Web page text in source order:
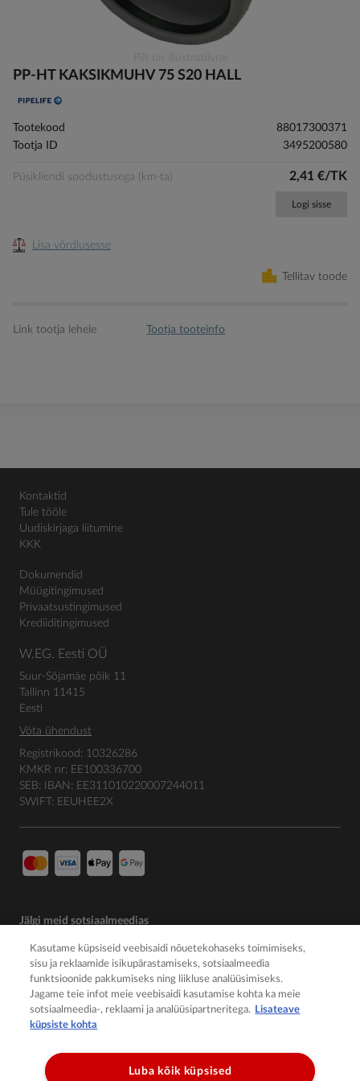
to
beginning
of
images
gallery
PP-HT KAKSIKMUHV 75 S20 HALL
Tootekood
88017300371
Tootja ID
3495200580
Püsikliendi soodustusega (km-ta) 2,41 €/TK
Logi sisse
Lisa võrdlusesse
Tellitav toode
Link tootja lehele Tootja tooteinfo
Kontaktid
Tule tööle
Uudiskirjaga liitumine
KKK
Dokumendid
Müügitingimused
Privaatsustingimused
Krediiditingimused
W.EG. Eesti OÜ
Suur-Sõjamäe põik 11
Tallinn 11415
Eesti
Võta ühendust
Registrikood: 10326286
KMKR nr: EE100336700
SEB: IBAN: EE311010220007244011
SWIFT: EEUHEE2X
Jälgi meid sotsiaalmeedias
Kasutame küpsiseid veebisaidi nõuetekohaseks toimimiseks,
sisu ja reklaamide isikupärastamiseks, sotsiaalmeedia
funktsioonide pakkumiseks ning liikluse analüüsimiseks.
Jagame teie infot meie veebisaidi kasutamise kohta ka meie
sotsiaalmeedia-, reklaami ja analüüsipartneritega. Lisateave
küpsiste kohta
Luba kõik küpsised